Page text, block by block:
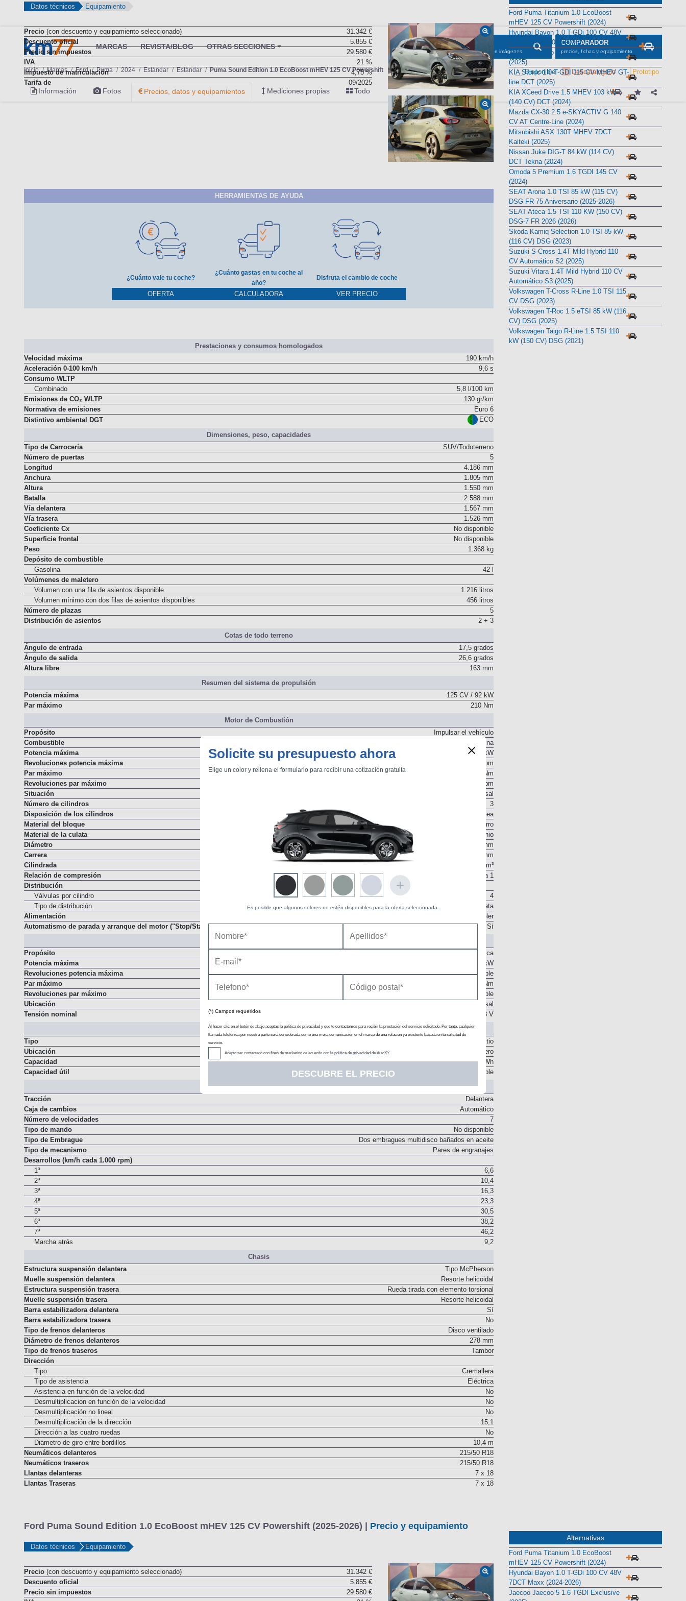
Solicite su presupuesto ahora
Elige un color y rellena el formulario para recibir una cotización gratuita
Es posible que algunos colores no estén disponibles para la oferta seleccionada.
(*) Campos requeridos
Al hacer clic en el botón de abajo aceptas la política de privacidad y que te contactemos para recibir la prestación del servicio solicitado. Por tanto, cualquier
llamada telefónica por nuestra parte será considerada como una mera comunicación en el marco de una relación ya existente basada en tu solicitud de
servicio.
Acepto ser contactado con fines de marketing de acuerdo con la política de privacidad de AutoXY
DESCUBRE EL PRECIO
Precio(con descuento y equipamiento seleccionado)
31.342 €
Descuento oficial
5.855 €
Precio sin impuestos
29.580 €
IVA
21 %
Impuesto de matriculación
4,75 %
Tarifa de
09/2025
HERRAMIENTAS DE AYUDA
OFERTA
¿Cuánto gastas en tu coche al
año?
CALCULADORA VER PRECIO
Prestaciones y consumos homologados
Velocidad máxima
190 km/h
Aceleración 0-100 km/h
Consumo WLTP
Combinado
5,8 l/100 km
Emisiones de CO₂ WLTP
130 gr/km
Normativa de emisiones
Euro 6
Dimensiones, peso, capacidades
Tipo de Carrocería
SUV/Todoterreno
Número de puertas
5
Longitud
4.186 mm
Anchura
1.805 mm
Altura
1.550 mm
Batalla
2.588 mm
Vía delantera
1.567 mm
Vía trasera
1.526 mm
Coeficiente Cx
No disponible
Superficie frontal
No disponible
Peso
Depósito de combustible
Gasolina
Volúmenes de maletero
Volumen con una fila de asientos disponible
1.216 litros
Volumen mínimo con dos filas de asientos disponibles
456 litros
Número de plazas
5
Cotas de todo terreno
Ángulo de entrada
17,5 grados
Ángulo de salida
26,6 grados
Resumen del sistema de propulsión
Potencia máxima
125 CV / 92 kW
Motor de Combustión
Propósito
Impulsar el vehículo
Combustible
Gasolina
Potencia máxima
125 CV / 92 kW
Revoluciones potencia máxima
6.000 rpm
Par máximo
210 Nm
Revoluciones par máximo
1.750 rpm
Situación
Delantero transversal
Número de cilindros
3
Disposición de los cilindros
En línea
Material del bloque
Hierro
Material de la culata
Aluminio
Diámetro
71,9 mm
Carrera
82 mm
Cilindrada
999 cm³
Relación de compresión
Distribución
Válvulas por cilindro
4
Tipo de distribución
Dos árboles de levas en la culata
Alimentación
Inyección directa. Turbo. Intercooler
Motor Eléctrico 1
Propósito
Generar corriente eléctrica
Potencia máxima
16 CV / 11,5 kW
Revoluciones potencia máxima
No disponible
Par máximo
50 Nm
Revoluciones par máximo
No disponible
Ubicación
Delantero transversal
Batería
Tipo
Acumulador de iones de litio
Ubicación
Central delantero
Capacidad
0,38 kWh
Transmisión
Tracción
Delantera
Caja de cambios
Automático
Número de velocidades
7
Tipo de mando
No disponible
Tipo de Embrague
Dos embragues multidisco bañados en aceite
Tipo de mecanismo
Desarrollos (km/h cada 1.000 rpm)
1ª
6,6
2ª
10,4
3ª
16,3
4ª
23,3
5ª
30,5
6ª
38,2
7ª
46,2
Chasis
Estructura suspensión delantera
Tipo McPherson
Muelle suspensión delantera
Resorte helicoidal
Estructura suspensión trasera
Rueda tirada con elemento torsional
Muelle suspensión trasera
Resorte helicoidal
Barra estabilizadora delantera
Sí
Barra estabilizadora trasera
No
Tipo de frenos delanteros
Disco ventilado
Diámetro de frenos delanteros
278 mm
Tipo de frenos traseros
Dirección
Tipo
Cremallera
Tipo de asistencia
Eléctrica
Asistencia en función de la velocidad
No
Desmultiplicacion en función de la velocidad
No
Desmultiplicación no lineal
No
Desmultiplicación de la dirección
15,1
Dirección a las cuatro ruedas
No
Diámetro de giro entre bordillos
10,4 m
Neumáticos delanteros
215/50 R18
Neumáticos traseros
215/50 R18
Llantas delanteras
7 x 18
Alternativas
Ford Puma Titanium 1.0 EcoBoost
mHEV 125 CV Powershift (2024)
Hyundai Bayon 1.0 T-GDi 100 CV 48V
7DCT Maxx (2024-2026)
Jaecoo Jaecoo 5 1.6 TGDI Exclusive
(2025)
KIA Stonic 1.0 T-GDI 115 CV MHEV GT-
line DCT (2025)
KIA XCeed Drive 1.5 MHEV 103 kW
(140 CV) DCT (2024)
Mazda CX-30 2.5 e-SKYACTIV G 140
CV AT Centre-Line (2024)
Mitsubishi ASX 130T MHEV 7DCT
Kaiteki (2025)
Nissan Juke DIG-T 84 kW (114 CV)
DCT Tekna (2024)
Omoda 5 Premium 1.6 TGDI 145 CV
(2024)
SEAT Arona 1.0 TSI 85 kW (115 CV)
DSG FR 75 Aniversario (2025-2026)
SEAT Ateca 1.5 TSI 110 KW (150 CV)
DSG-7 FR 2026 (2026)
Skoda Kamiq Selection 1.0 TSI 85 kW
(116 CV) DSG (2023)
Suzuki S-Cross 1.4T Mild Hybrid 110
CV Automático S2 (2025)
Suzuki Vitara 1.4T Mild Hybrid 110 CV
Automático S3 (2025)
Volkswagen T-Cross R-Line 1.0 TSI 115
CV DSG (2023)
Volkswagen T-Roc 1.5 eTSI 85 kW (116
CV) DSG (2025)
Volkswagen Taigo R-Line 1.5 TSI 110
Ford Puma Sound Edition 1.0 EcoBoost mHEV 125 CV Powershift (2025-2026) | Precio y equipamiento
Precio(con descuento y equipamiento seleccionado)
31.342 €
Descuento oficial
5.855 €
Alternativas
Ford Puma Titanium 1.0 EcoBoost
mHEV 125 CV Powershift (2024)
Hyundai Bayon 1.0 T-GDi 100 CV 48V
7DCT Maxx (2024-2026)